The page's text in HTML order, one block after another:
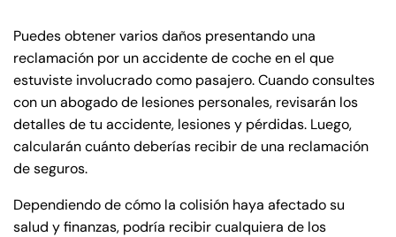
Puedes obtener varios daños presentando una
reclamación por un accidente de coche en el que
estuviste involucrado como pasajero. Cuando consultes
con un abogado de lesiones personales, revisarán los
detalles de tu accidente, lesiones y pérdidas. Luego,
calcularán cuánto deberías recibir de una reclamación
de seguros.
Dependiendo de cómo la colisión haya afectado su
salud y finanzas, podría recibir cualquiera de los